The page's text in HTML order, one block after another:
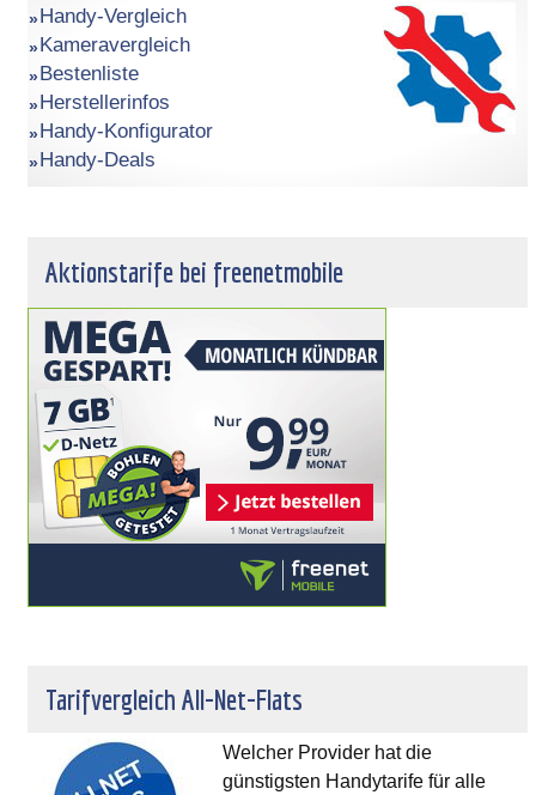
Handy-Vergleich
Kameravergleich
Bestenliste
Herstellerinfos
Handy-Konfigurator
Handy-Deals
Aktionstarife bei freenetmobile
Tarifvergleich All-Net-Flats
Welcher Provider hat die
günstigsten Handytarife für alle